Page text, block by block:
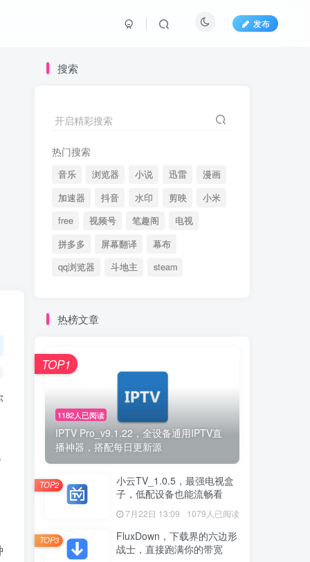
发布
搜索
开启精彩搜索
热门搜索
音乐 浏览器 小说 迅雷
漫画
加速器
抖音 水印 剪映
小米
free
视频号 笔趣阁
电视
拼多多
屏幕翻译
幕布
qq浏览器
斗地主 steam
热榜文章
1182人已阅读
IPTV Pro_v9.1.22，全设备通用IPTV直
播神器，搭配每日更新源
TOP1
小云TV_1.0.5，最强电视盒
子，低配设备也能流畅看
7月22日 13:09 1079人已阅读
TOP2
FluxDown，下载界的六边形
战士，直接跑满你的带宽
TOP3